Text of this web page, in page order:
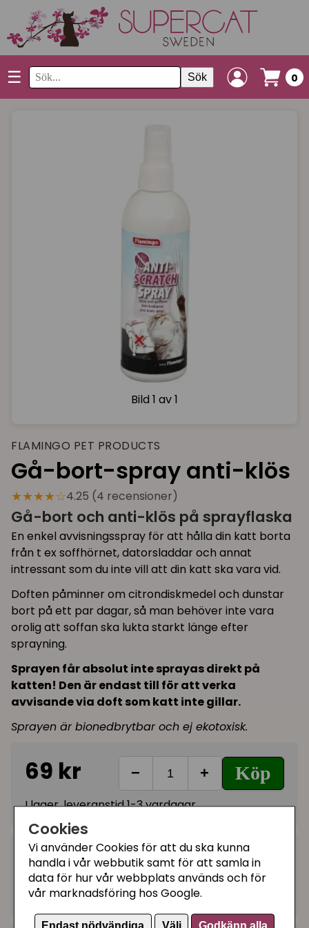
Cookies
Vi använder Cookies för att du ska kunna
handla i vår webbutik samt för att samla in
data för hur vår webbplats används och för
vår marknadsföring hos Google.
☰ Sök 0
Bild 1 av 1
FLAMINGO PET PRODUCTS
Gå-bort-spray anti-klös
★★★★☆4.25 (4 recensioner)
Gå-bort och anti-klös på sprayflaska
En enkel avvisningsspray för att hålla din katt borta
från t ex soffhörnet, datorsladdar och annat
intressant som du inte vill att din katt ska vara vid.
Doften påminner om citrondiskmedel och dunstar
bort på ett par dagar, så man behöver inte vara
orolig att soffan ska lukta starkt länge efter
sprayning.
Sprayen får absolut inte sprayas direkt på
katten! Den är endast till för att verka
avvisande via doft som katt inte gillar.
Sprayen är bionedbrytbar och ej ekotoxisk.
69 kr − + Köp
I lager, leveranstid 1-3 vardagar
Kategorier:
Övrig vård
Artikelnummer:5400274984702